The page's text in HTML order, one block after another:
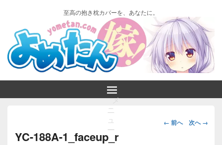
至高の抱き枕カバーを、あなたに。
メ
ニ
ュ
ー
画
← 前へ 次へ →
YC-188A-1_faceup_r